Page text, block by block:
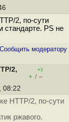
2, по-сути
стандарте. PS не
Cообщить модератору
2,
+1
+ / –
08:22
HTTP/2, по-сути
ржавого.